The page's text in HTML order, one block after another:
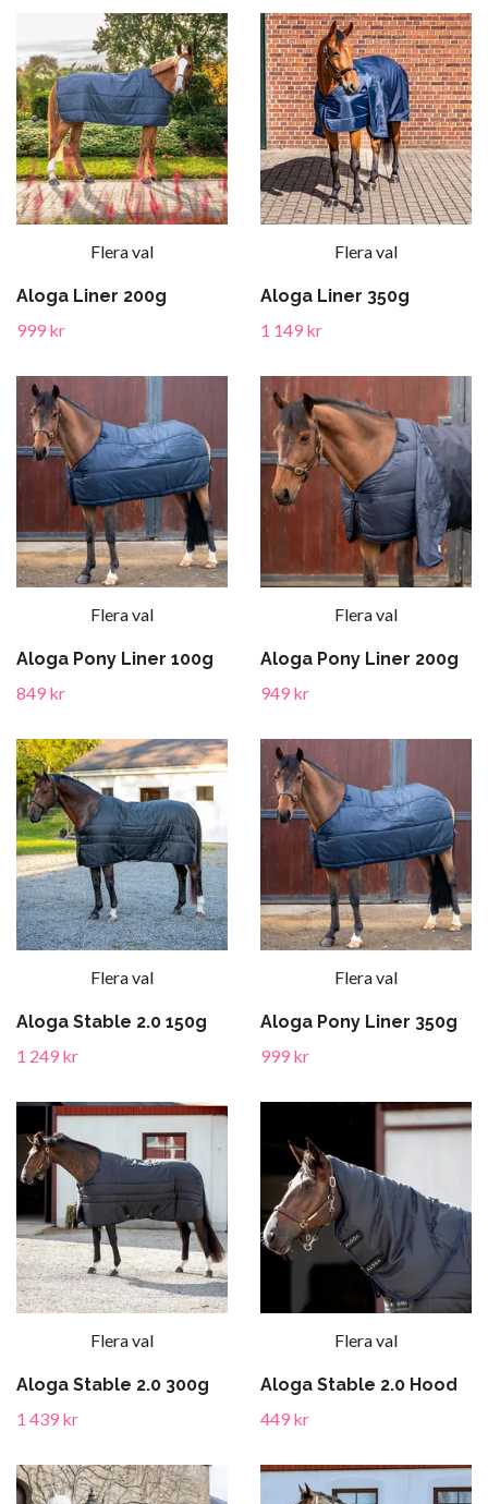
Flera val
Aloga Liner 200g
999 kr
Flera val
Aloga Liner 350g
1 149 kr
Flera val
Aloga Pony Liner 100g
849 kr
Flera val
Aloga Pony Liner 200g
949 kr
Flera val
Aloga Stable 2.0 150g
1 249 kr
Flera val
Aloga Pony Liner 350g
999 kr
Flera val
Aloga Stable 2.0 300g
1 439 kr
Flera val
Aloga Stable 2.0 Hood
449 kr